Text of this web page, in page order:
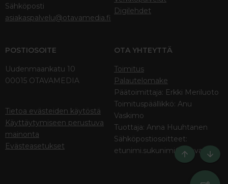
Sähköposti
asiakaspalvelu@otavamedia.fi
Digilehdet
POSTIOSOITE
Uudenmaankatu 10
00015 OTAVAMEDIA
Tietoa evästeiden käytöstä
Käyttäytymiseen perustuva
mainonta
Evästeasetukset
OTA YHTEYTTÄ
Toimitus
Palautelomake
Päätoimittaja: Erkki Meriluoto
Toimituspäällikkö: Anu
Vaskimo
Tuottaja: Anna Huuhtanen
Sähköpostiosoitteet:
etunimi.sukunimi@otava.fi
Ylös